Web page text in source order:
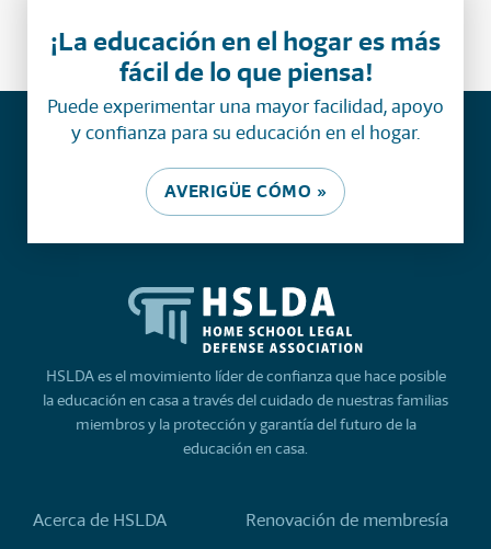
¡La educación en el hogar es más
fácil de lo que piensa!
Puede experimentar una mayor facilidad, apoyo
y confianza para su educación en el hogar.
AVERIGÜE CÓMO »
HSLDA es el movimiento líder de confianza que hace posible
la educación en casa a través del cuidado de nuestras familias
miembros y la protección y garantía del futuro de la
educación en casa.
Acerca de HSLDA
Renovación de membresía